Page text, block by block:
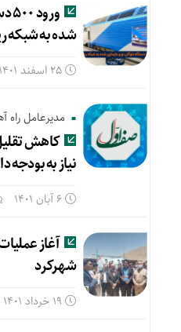
شده به شبکه
25 اسفند 1401
مدیرعامل راه
کاهش
نیاز به بودجه
6 آبان 1401
آغاز
شهرکرد
19 خرداد 1401